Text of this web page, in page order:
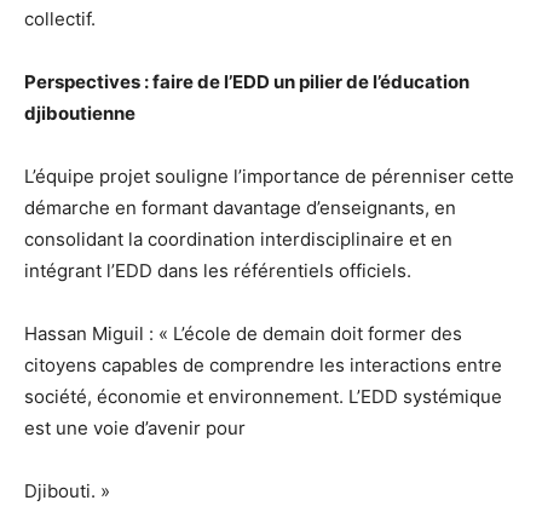
collectif.
Perspectives : faire de l’EDD un pilier de l’éducation
djiboutienne
L’équipe projet souligne l’importance de pérenniser cette
démarche en formant davantage d’enseignants, en
consolidant la coordination interdisciplinaire et en
intégrant l’EDD dans les référentiels officiels.
Hassan Miguil : « L’école de demain doit former des
citoyens capables de comprendre les interactions entre
société, économie et environnement. L’EDD systémique
est une voie d’avenir pour
Djibouti. »